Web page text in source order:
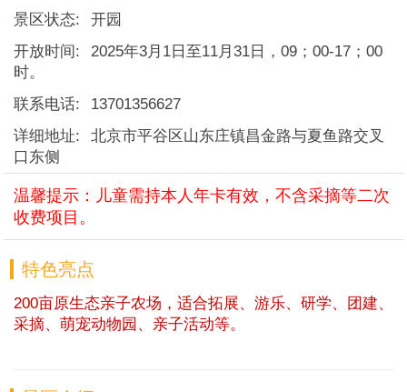
景区状态:
开园
开放时间:
2025年3月1日至11月31日，09；00-17；00
时。
联系电话:
13701356627
详细地址:
北京市平谷区山东庄镇昌金路与夏鱼路交叉
口东侧
温馨提示：儿童需持本人年卡有效，不含采摘等二次
收费项目。
特色亮点
200亩原生态亲子农场，适合拓展、游乐、研学、团建、
采摘、萌宠动物园、亲子活动等。